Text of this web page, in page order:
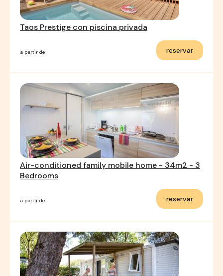
Taos Prestige con piscina privada
a partir de reservar
Air-conditioned family mobile home - 34m2 - 3
Bedrooms
a partir de reservar